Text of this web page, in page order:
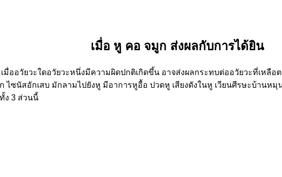
เมื่อ หู คอ จมูก ส่งผลกับการได้ยิน
ออวัยวะใดอวัยวะหนึ่งมีความผิดปกติเกิดขึ้น อาจส่งผลกระทบต่ออวัยวะที่เหลือ
ไซนัสอักเสบ มักลามไปยังหู มีอาการหูอื้อ ปวดหู เสียงดังในหู เวียนศีรษะบ้านหมุ
ง 3 ส่วนนี้